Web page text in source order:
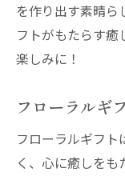
を作り出す素晴ら
フトがもたらす癒
楽しみに！
フローラルギ
フローラルギフト
く、心に癒しをも